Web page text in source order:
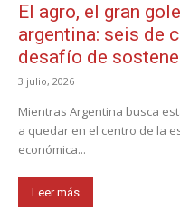
El agro, el gran
argentina: seis de
desafío de
3 julio, 2026
Mientras Argentina busca
a quedar en el centro de la
económica...
Leer más